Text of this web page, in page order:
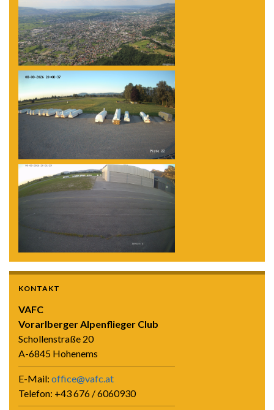
KONTAKT
VAFC
Vorarlberger Alpenflieger Club
Schollenstraße 20
A-6845 Hohenems
E-Mail: office@vafc.at
Telefon: +43 676 / 6060930